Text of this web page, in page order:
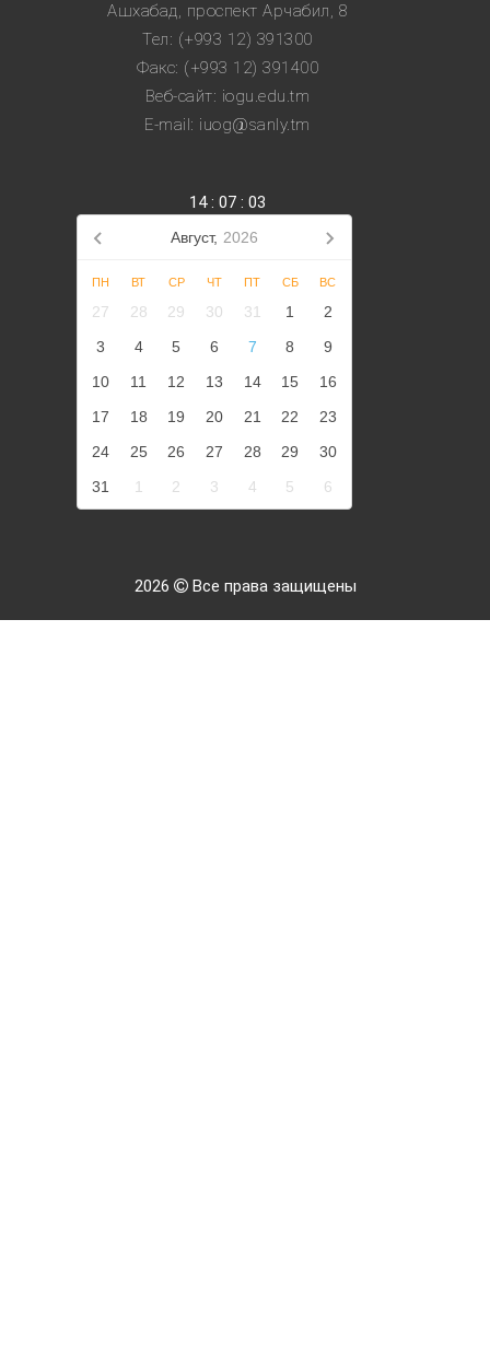
Ашхабад, проспект Арчабил, 8
Тел: (+993 12) 391300
Факс: (+993 12) 391400
Веб-сайт: iogu.edu.tm
E-mail: iuog@sanly.tm
14: 07 : 04
Август, 2026
ПН ВТ СР ЧТ ПТ СБ ВС
27 28 29 30 31 1
2
3
4 5 6 7 8
9
10
11 12 13 14 15
16
17
18 19 20 21 22
23
24
25 26 27 28 29
30
31
1 2 3 4 5 6
2026 Все права защищены